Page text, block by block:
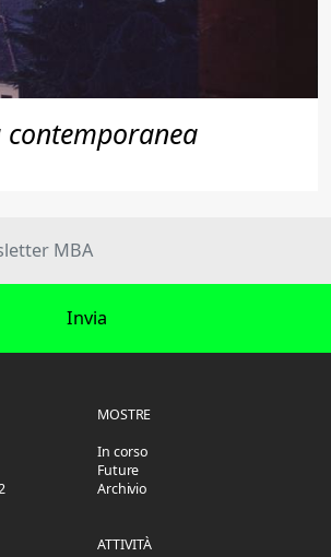
Invia
MOSTRE
In corso
Future
Archivio
ATTIVITÀ